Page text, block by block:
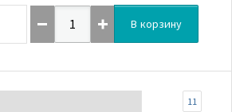
В корзину
11